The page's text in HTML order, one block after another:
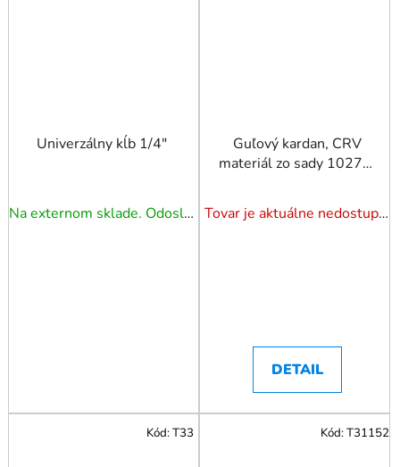
Univerzálny kĺb 1/4"
Na externom sklade. Odoslanie 3 - 5 prac. dní.
Guľový kardan, CRV
materiál zo sady 10270.
Tovar je aktuálne nedostupný. Dotazuj dostupnosť.
DETAIL
Kód:T33 Kód:T31152